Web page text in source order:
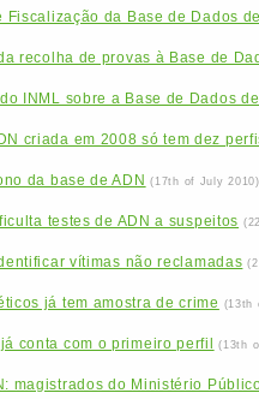
Fiscalização da Base de Dados
recolha de provas à Base de
INML sobre a Base de Dados
criada em 2008 só tem dez
da base de ADN (17th of July 2010)
testes de ADN a suspeitos
vítimas não reclamadas
já tem amostra de crime (13th
conta com o primeiro perfil (13th
magistrados do Ministério